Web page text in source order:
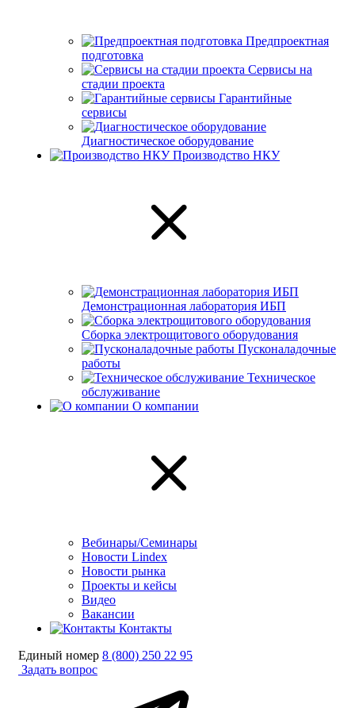
Предпроектная
подготовка
Сервисы на
стадии проекта
Гарантийные
сервисы
Диагностическое оборудование
Производство НКУ
Демонстрационная лаборатория ИБП
Сборка электрощитового оборудования
Пусконаладочные
работы
Техническое
обслуживание
О компании
Вебинары/Семинары
Новости Lindex
Новости рынка
Проекты и кейсы
Видео
Вакансии
Контакты
Единый номер 8 (800) 250 22 95
Задать вопрос